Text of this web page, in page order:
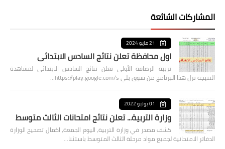
المشاركات الشائعة
21 مايو 2024
اول محافظة تعلن نتائج السادس الابتدائي
تربية الرصافة الأولى تعلن نتائج السادس الابتدائي لمشاهدة
النتيجة نزل هذا البرنامج من سوق بلي https://play.google.com/s…
01 يوليو 2022
وزارة التربية... تعلن نتائج امتحانات الثالث متوسط
كشف مصدر في وزارة التربية، اليوم الجمعة، اكمال تصحيح الوزارة
الدفاتر الامتحانية لجميع مواد مرحلة الثالث المتوسط باستثنا…